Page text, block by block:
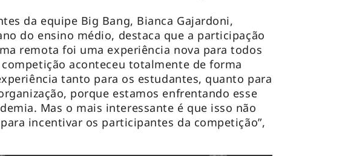
da equipe Big Bang, Bianca Gajardoni,
do ensino médio, destaca que a participação
remota foi uma experiência nova para todos
competição aconteceu totalmente de forma
tanto para os estudantes, quanto para
porque estamos enfrentando esse
Mas o mais interessante é que isso não
incentivar os participantes da competição”,